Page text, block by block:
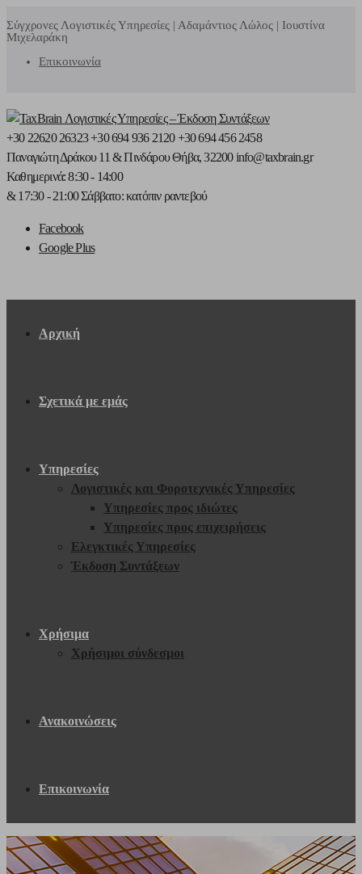
Σύγχρονες Λογιστικές Υπηρεσίες | Αδαμάντιος Λώλος | Ιουστίνα
Μιχελαράκη
Επικοινωνία
+30 22620 26323+30 694 936 2120 +30 694 456 2458
Παναγιώτη Δράκου 11 & ΠινδάρουΘήβα, 32200 info@taxbrain.gr
Καθημερινά: 8:30 - 14:00
& 17:30 - 21:00Σάββατο: κατόπιν ραντεβού
Facebook
Google Plus
Αρχική
Σχετικά με εμάς
Υπηρεσίες
Λογιστικές και Φοροτεχνικές Υπηρεσίες
Υπηρεσίες προς ιδιώτες
Υπηρεσίες προς επιχειρήσεις
Ελεγκτικές Υπηρεσίες
Έκδοση Συντάξεων
Χρήσιμα
Χρήσιμοι σύνδεσμοι
Ανακοινώσεις
Επικοινωνία